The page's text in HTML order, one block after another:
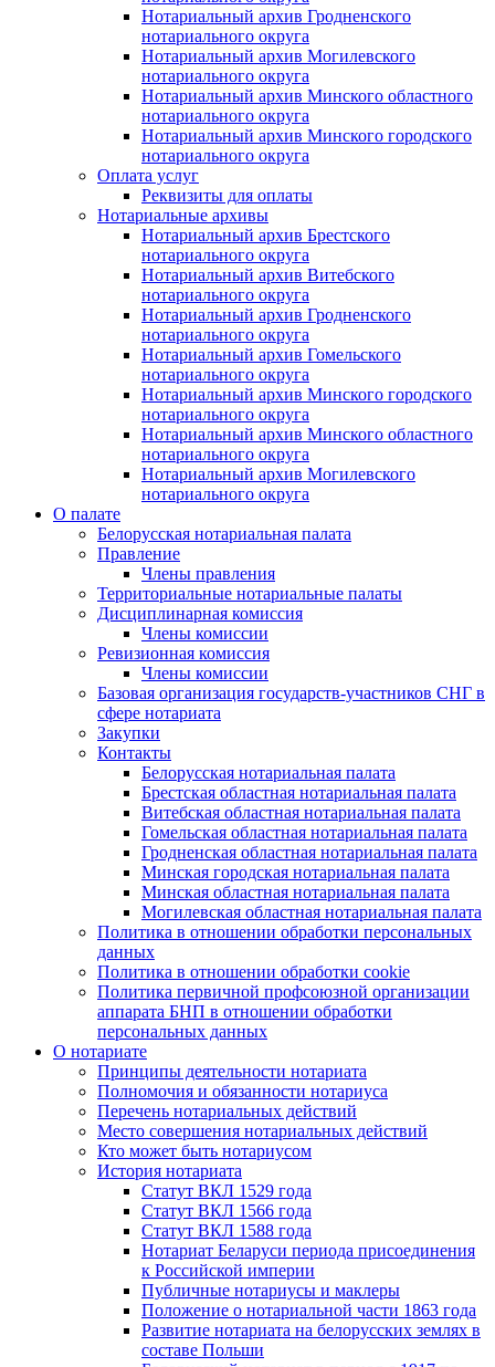
Нотариальный архив Гродненского
нотариального округа
Нотариальный архив Могилевского
нотариального округа
Нотариальный архив Минского областного
нотариального округа
Нотариальный архив Минского городского
нотариального округа
Оплата услуг
Реквизиты для оплаты
Нотариальные архивы
Нотариальный архив Брестского
нотариального округа
Нотариальный архив Витебского
нотариального округа
Нотариальный архив Гродненского
нотариального округа
Нотариальный архив Гомельского
нотариального округа
Нотариальный архив Минского городского
нотариального округа
Нотариальный архив Минского областного
нотариального округа
Нотариальный архив Могилевского
нотариального округа
О палате
Белорусская нотариальная палата
Правление
Члены правления
Территориальные нотариальные палаты
Дисциплинарная комиссия
Члены комиссии
Ревизионная комиссия
Члены комиссии
Базовая организация государств-участников СНГ в
сфере нотариата
Закупки
Контакты
Белорусская нотариальная палата
Брестская областная нотариальная палата
Витебская областная нотариальная палата
Гомельская областная нотариальная палата
Гродненская областная нотариальная палата
Минская городская нотариальная палата
Минская областная нотариальная палата
Могилевская областная нотариальная палата
Политика в отношении обработки персональных
данных
Политика в отношении обработки cookie
Политика первичной профсоюзной организации
аппарата БНП в отношении обработки
персональных данных
О нотариате
Принципы деятельности нотариата
Полномочия и обязанности нотариуса
Перечень нотариальных действий
Место совершения нотариальных действий
Кто может быть нотариусом
История нотариата
Статут ВКЛ 1529 года
Статут ВКЛ 1566 года
Статут ВКЛ 1588 года
Нотариат Беларуси периода присоединения
к Российской империи
Публичные нотариусы и маклеры
Положение о нотариальной части 1863 года
Развитие нотариата на белорусских землях в
составе Польши